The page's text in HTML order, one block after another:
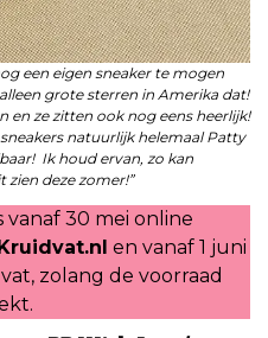
een eigen sneaker te mogen
grote sterren in Amerika dat!
en ze zitten ook nog eens heerlijk!
natuurlijk helemaal Patty
Ik houd ervan, zo kan
zien deze zomer!”
vanaf 30 mei online
Kruidvat.nl en vanaf 1 juni
zolang de voorraad